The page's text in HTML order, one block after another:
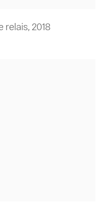
relais, 2018